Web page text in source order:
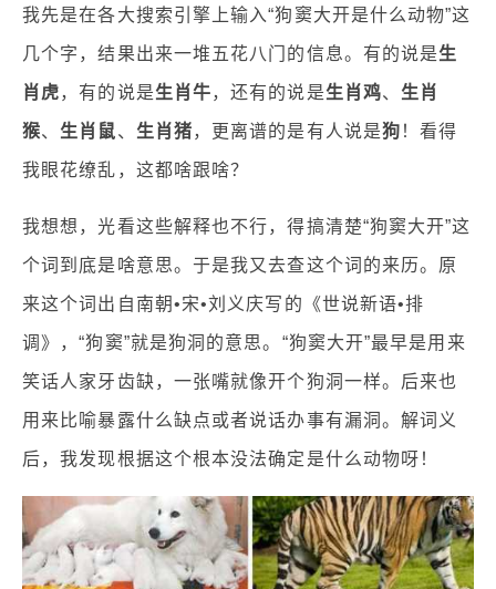
我先是在各大搜索引擎上输入“狗窦大开是什么动物”这
几个字，结果出来一堆五花八门的信息。有的说是生
肖虎，有的说是生肖牛，还有的说是生肖鸡、 生肖
猴、 生肖鼠 、 生肖猪，更离谱的是有人说是狗 ！看得
我眼花缭乱，这都啥跟啥？
我想想，光看这些解释也不行，得搞清楚“狗窦大开”这
个词到底是啥意思。于是我又去查这个词的来历。原
来这个词出自南朝•宋•刘义庆写的《世说新语•排
调》，“狗窦”就是狗洞的意思。“狗窦大开”最早是用来
笑话人家牙齿缺，一张嘴就像开个狗洞一样。后来也
用来比喻暴露什么缺点或者说话办事有漏洞。解词义
后，我发现根据这个根本没法确定是什么动物呀！